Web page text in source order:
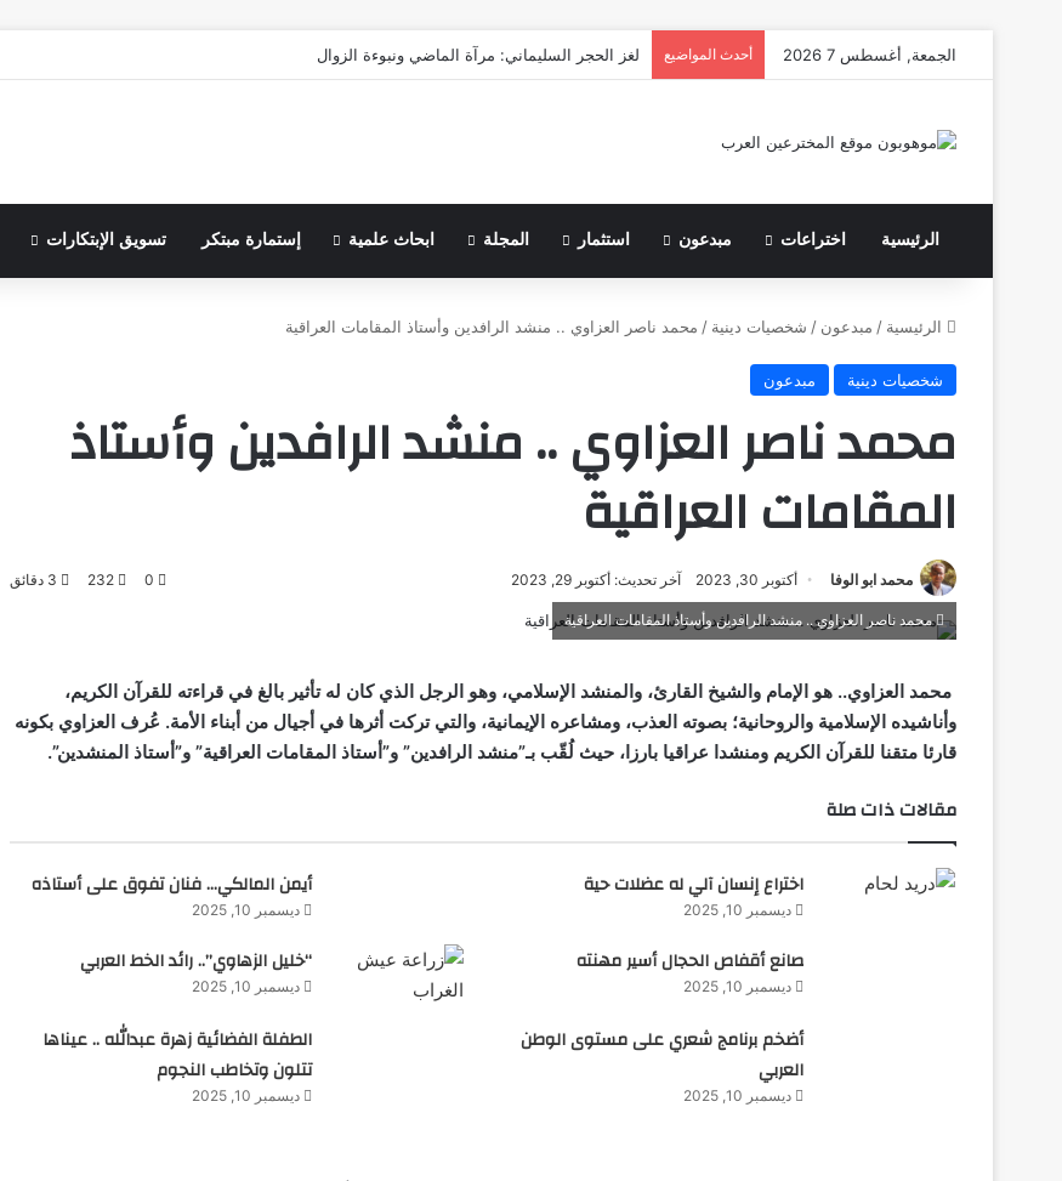
الجمعة, أغسطس 7 2026 أحدث المواضيع لغز الحجر السليماني: مرآة الماضي ونبوءة الزوال
الرئيسية اختراعات مبدعون استثمار المجلة ابحاث علمية إستمارة مبتكر تسويق الإبتكارات
الرئيسية / مبدعون / شخصيات دينية / محمد ناصر العزاوي .. منشد الرافدين وأستاذ المقامات العراقية
شخصيات دينية مبدعون
محمد ناصر العزاوي .. منشد الرافدين وأستاذ
المقامات العراقية
محمد ابو الوفا أكتوبر 30, 2023 آخر تحديث: أكتوبر 29, 2023 0
232
محمد ناصر العزاوي .. منشد الرافدين وأستاذ المقامات العراقية
محمد العزاوي.. هو الإمام والشيخ القارئ، والمنشد الإسلامي، وهو الرجل الذي كان له تأثير بالغ في قراءته للقرآن الكريم،
وأناشيده الإسلامية والروحانية؛ بصوته العذب، ومشاعره الإيمانية، والتي تركت أثرها في أجيال من أبناء الأمة. عُرف العزاوي بكونه
قارئا متقنا للقرآن الكريم ومنشدا عراقيا بارزا، حيث لُقّب بـ”منشد الرافدين” و”أستاذ المقامات العراقية” و”أستاذ المنشدين”.
مقالات ذات صلة
اختراع إنسان آلي له عضلات حية
ديسمبر 10, 2025
أيمن المالكي… فنان تفوق على أستاذه
ديسمبر 10, 2025
صانع أقفاص الحجال أسير مهنته
ديسمبر 10, 2025
“خليل الزهاوي”.. رائد الخط العربي
ديسمبر 10, 2025
أضخم برنامج شعري على مستوى الوطن
العربي
ديسمبر 10, 2025
الطفلة الفضائية زهرة عبدالله .. عيناها
تتلون وتخاطب النجوم
ديسمبر 10, 2025